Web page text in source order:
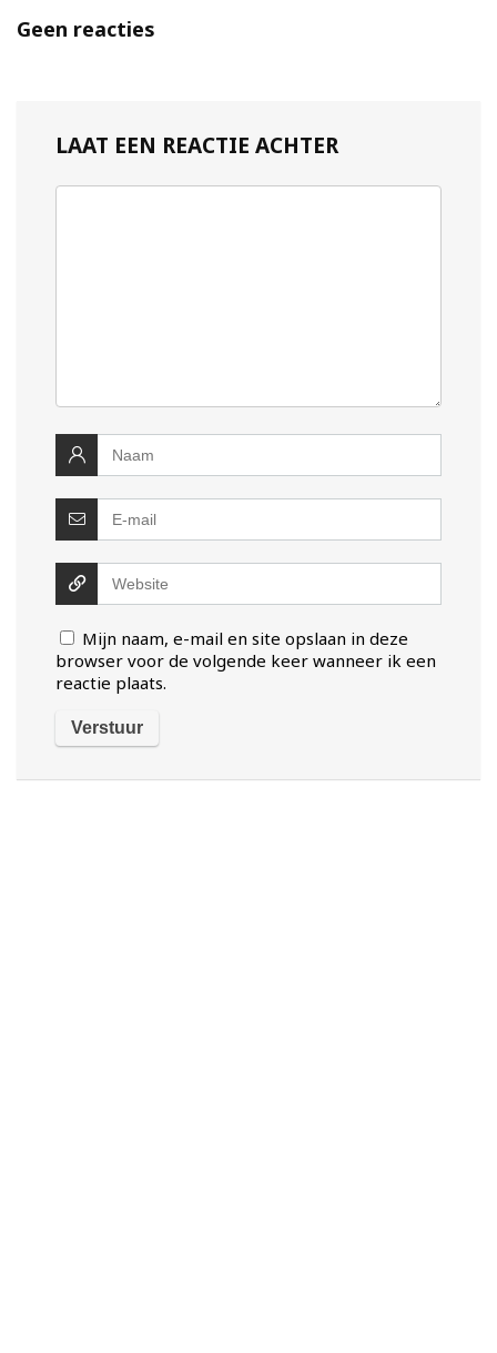
Geen reacties
LAAT EEN REACTIE ACHTER
Mijn naam, e-mail en site opslaan in deze
browser voor de volgende keer wanneer ik een
reactie plaats.